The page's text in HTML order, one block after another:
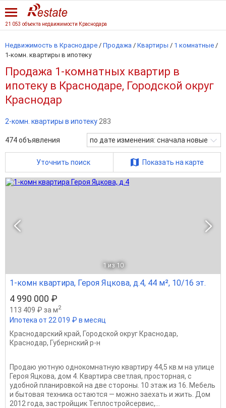
21 053 объекта недвижимости Краснодара
Недвижимость в Краснодаре / Продажа / Квартиры / 1 комнатные /
1-комн. квартиры в ипотеку
Продажа 1-комнатных квартир в
ипотеку в Краснодаре, Городской округ
Краснодар
2-комн. квартиры в ипотеку 283
474объявления по дате изменения: сначала новые
Уточнить поиск Показать на карте
1 из 10
1-комн квартира, Героя Яцкова, д.4, 44 м², 10/16 эт.
4 990 000 ₽
113 409 ₽ за м2
Ипотека от 22 019 ₽ в месяц
Краснодарский край, Городской округ Краснодар,
Краснодар, Губернский р-н
Продаю уютную однокомнатную квартиру 44,5 кв.м на улице
Героя Яцкова, дом 4. Квартира светлая, просторная, с
удобной планировкой на две стороны. 10 этаж из 16. Мебель
и бытовая техника остаются — можно заехать и жить. Дом
2012 года, застройщик Теплостройсервис,...